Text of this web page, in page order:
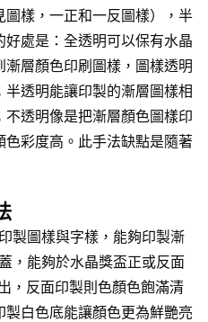
樣，一正和一反圖樣），半
處是：全透明可以保有水晶
層顏色印刷圖樣，圖樣透明
透明能讓印製的漸層圖樣相
透明像是把漸層顏色圖樣印
彩度高。此手法缺點是隨著
製圖樣與字樣，能夠印製漸
，能夠於水晶獎盃正或反面
，反面印製則色顏色飽滿清
白色底能讓顏色更為鮮艷亮